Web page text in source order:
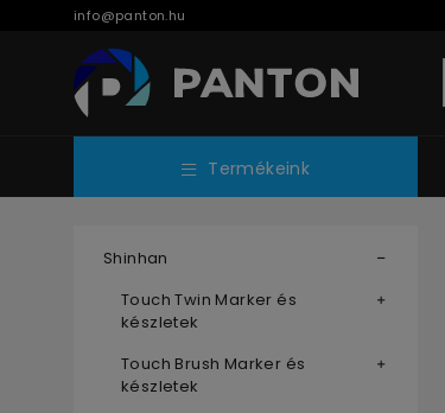
info@panton.hu
Termékeink
Shinhan
Touch Twin Marker és
készletek
Touch Brush Marker és
készletek